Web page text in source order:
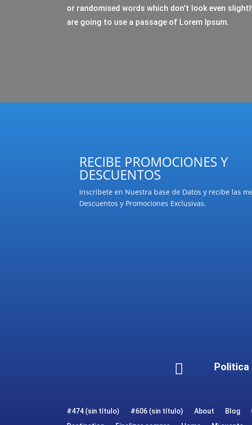
or randomised words which don't look even
are going to use a passage of Lorem Ipsum.
RECIBE PROMOCIONES Y
DESCUENTOS
Inscríbete en Nuestra base de Datos y recibe las
Descuentos y Promociones Exclusivas.
 Politica
#474 (sin título) #606 (sin título) About Blog